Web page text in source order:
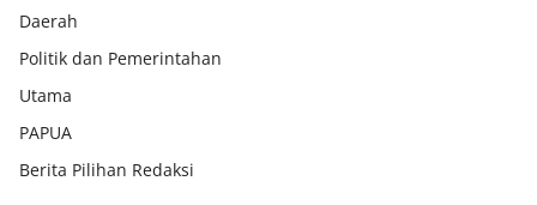
Daerah
Politik dan Pemerintahan
Utama
PAPUA
Berita Pilihan Redaksi